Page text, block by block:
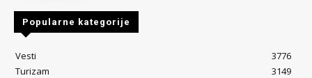
Popularne kategorije
Vesti
3776
Turizam
3149